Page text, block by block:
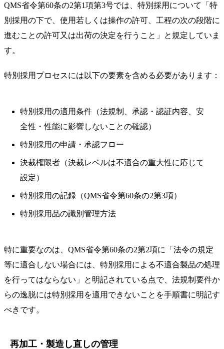
QMS省令第60条の2第1項第3号では、特別採用について「特
別採用の下で、使用若しくは操作の許可、工程の次の段階に
進むことの許可又は出荷の決定を行うこと」と規定していま
す。
特別採用プロセスには以下の要素を含める必要があります：
特別採用の適用条件（法規制、承認・認証内容、安
全性・性能に影響しないことの確認）
特別採用の申請・承認フロー
決裁権限者（決裁レベルは不適合の重大性に応じて
設定）
特別採用の記録（QMS省令第60条の2第3項）
特別採用品の識別管理方法
特に重要なのは、QMS省令第60条の2第2項に「法令の規定
等に適合しない場合には、特別採用による不適合製品の処理
を行ってはならない」と明記されている点で、法規制要件か
らの逸脱には特別採用を適用できないことを手順書に明記す
べきです。
再加工・製造し直しの管理